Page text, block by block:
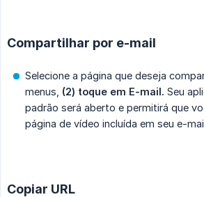
Compartilhar por e-mail
Selecione a página que deseja
menus, (2) toque em E-mail. Seu
padrão será aberto e permitirá que
página de vídeo incluída em seu e-
Copiar URL